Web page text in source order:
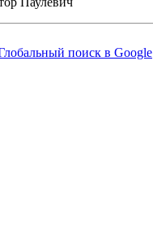
поиск в Google